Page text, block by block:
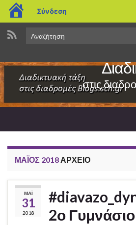
blogs.sch.gr
Σύνδεση
Search
στις
ΜΆΙΟΣ 2018 ΑΡΧΕΊΟ
ΜΆΙ
31
2018
2ο